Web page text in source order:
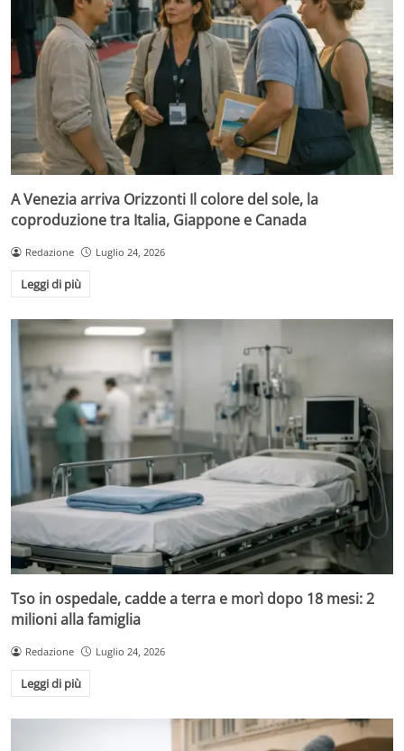
A Venezia arriva Orizzonti Il colore del sole, la
coproduzione tra Italia, Giappone e Canada
Redazione Luglio 24, 2026
Leggi di più
Tso in ospedale, cadde a terra e morì dopo 18 mesi: 2
milioni alla famiglia
Redazione Luglio 24, 2026
Leggi di più